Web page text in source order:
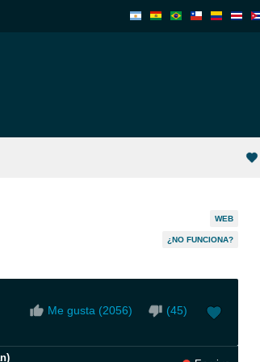
WEB
¿NO FUNCIONA?
Me gusta (2056) (45)